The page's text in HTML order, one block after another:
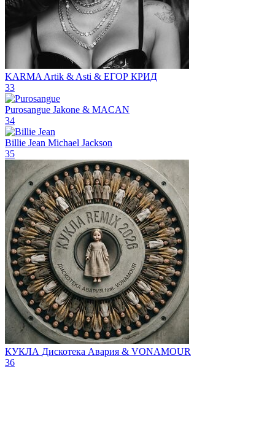
KARMA Artik & Asti & ЕГОР КРИД
33
Purosangue Jakone & MACAN
34
Billie Jean Michael Jackson
35
КУКЛА Дискотека Авария & VONAMOUR
36